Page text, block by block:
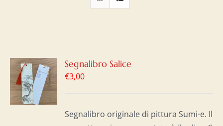
Segnalibro Salice
€3,00
Segnalibro originale di pittura Sumi-e. Il